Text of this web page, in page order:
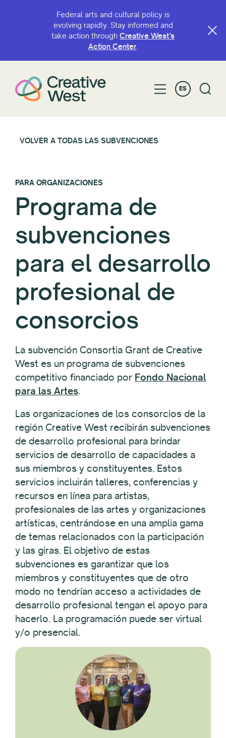
Federal arts and cultural policy is
evolving rapidly. Stay informed and
take action through Creative West’s
Action Center.
ES
VOLVER A TODAS LAS SUBVENCIONES
PARA ORGANIZACIONES
Programa de
subvenciones
para el desarrollo
profesional de
consorcios
La subvención Consortia Grant de Creative
West es un programa de subvenciones
competitivo financiado por Fondo Nacional
para las Artes.
Las organizaciones de los consorcios de la
región Creative West recibirán subvenciones
de desarrollo profesional para brindar
servicios de desarrollo de capacidades a
sus miembros y constituyentes. Estos
servicios incluirán talleres, conferencias y
recursos en línea para artistas,
profesionales de las artes y organizaciones
artísticas, centrándose en una amplia gama
de temas relacionados con la participación
y las giras. El objetivo de estas
subvenciones es garantizar que los
miembros y constituyentes que de otro
modo no tendrían acceso a actividades de
desarrollo profesional tengan el apoyo para
hacerlo. La programación puede ser virtual
y/o presencial.